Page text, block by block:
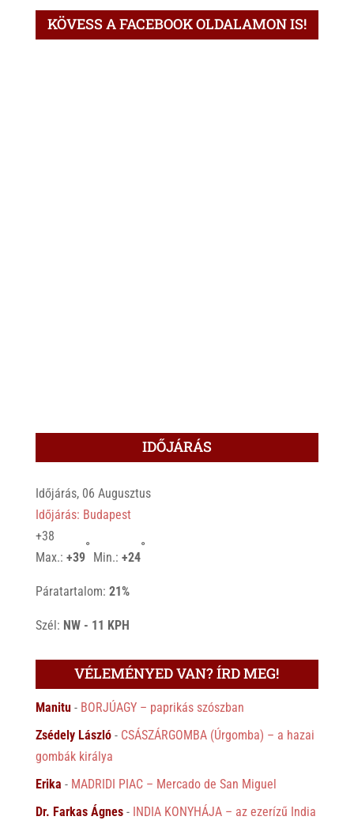
KÖVESS A FACEBOOK OLDALAMON IS!
IDŐJÁRÁS
Időjárás, 06 Augusztus
Időjárás: Budapest
+38
Max.: +39
°
Min.: +24
°
Páratartalom: 21%
Szél: NW - 11 KPH
VÉLEMÉNYED VAN? ÍRD MEG!
Manitu- BORJÚAGY – paprikás szószban
Zsédely László- CSÁSZÁRGOMBA (Úrgomba) – a hazai
gombák királya
Erika - MADRIDI PIAC – Mercado de San Miguel
Dr. Farkas Ágnes- INDIA KONYHÁJA – az ezerízű India